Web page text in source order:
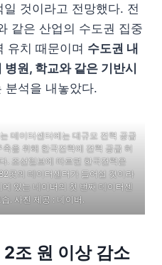
것이라고 전망했다. 전
같은 산업의 수도권 집중
유치 때문이며 수도권 내
병원, 학교와 같은 기반시
분석을 내놓았다.
데이터센터에는 대규모 전력 공급
을 위해 한국전력에 전력 공급 허
. 조선일보에 따르면 한국전력은
곳의 데이터센터가 들어설 것이라
있는 네이버의 첫 번째 데이터센
. 사진 제공 : 네이버.
2조 원 이상 감소